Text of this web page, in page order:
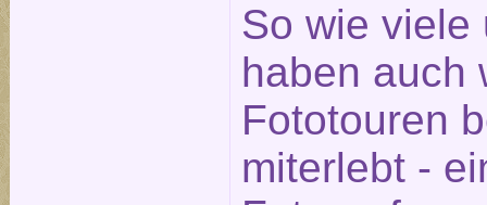
So wie viele
haben auch
Fototouren
miterlebt -